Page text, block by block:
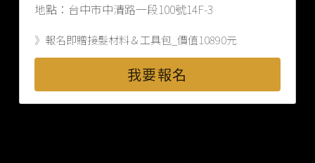
地點：台中市中清路一段100號14F-3
》報名即贈接髮材料＆工具包_價值10890元
我要報名